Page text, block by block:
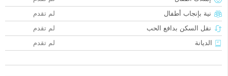
نية بإنجاب أطفال
لم تقدم
نقل السكن بدافع الحب
لم تقدم
الديانة
لم تقدم